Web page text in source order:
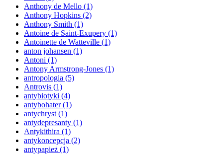
Anthony de Mello (1)
Anthony Hopkins (2)
Anthony Smith (1)
Antoine de Saint-Exupery (1)
Antoinette de Watteville (1)
anton johansen (1)
Antoni (1)
Antony Armstrong-Jones (1)
antropologia (5)
Antrovis (1)
antybiotyki (4)
antybohater(1)
antychryst (1)
antydepresanty (1)
Antykithira (1)
antykoncepcja (2)
antypapież (1)